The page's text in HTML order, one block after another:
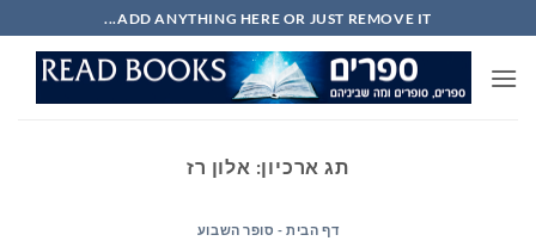
to
content
ADD ANYTHING HERE OR JUST REMOVE IT...
תג ארכיון: אלון רז
דף הבית - סופר השבוע